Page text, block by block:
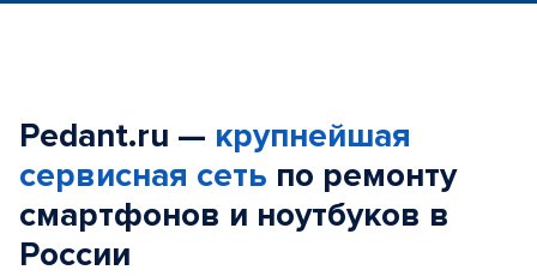
Pedant.ru — крупнейшая
сервисная сеть по ремонту
смартфонов и ноутбуков в
России